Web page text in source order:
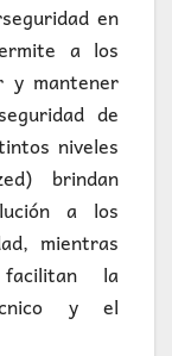
en
a los
y mantener
de
niveles
brindan
a los
mientras
la
y el